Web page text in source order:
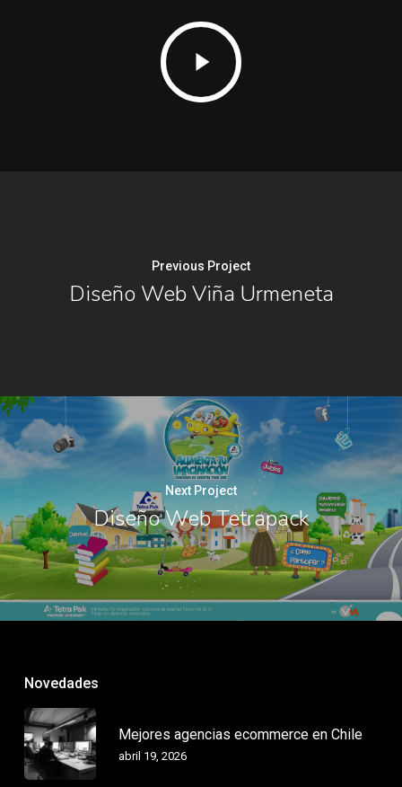
Play
Video
Previous Project
Diseño Web Viña Urmeneta
Next Project
Diseño Web Tetrapack
Novedades
Mejores agencias ecommerce en Chile
abril 19, 2026